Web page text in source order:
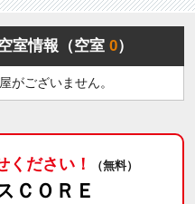
室情報（空室0）
がございません。
ください！ （無料）
ＣＯＲＥ